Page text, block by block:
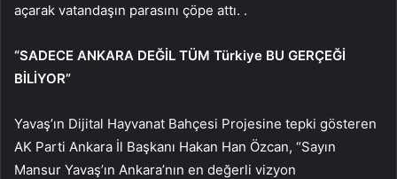
açarak vatandaşın parasını çöpe attı. .
“SADECE ANKARA DEĞİL TÜM Türkiye BU GERÇEĞİ
BİLİYOR”
Yavaş’ın Dijital Hayvanat Bahçesi Projesine tepki gösteren
AK Parti Ankara İl Başkanı Hakan Han Özcan, “Sayın
Mansur Yavaş’ın Ankara’nın en değerli vizyon